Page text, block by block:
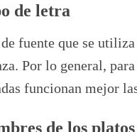
de letra
fuente que se
Por lo general,
funcionan mejor
de los platos